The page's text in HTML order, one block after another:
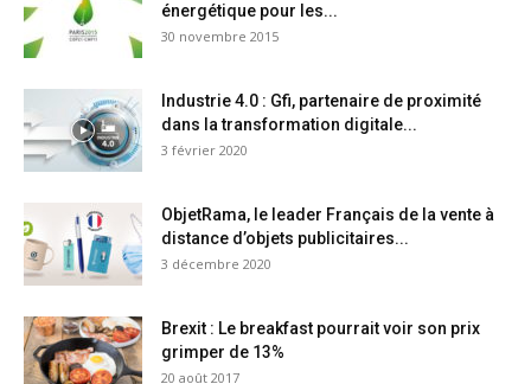
énergétique pour les...
30 novembre 2015
Industrie 4.0 : Gfi, partenaire de proximité
dans la transformation digitale...
3 février 2020
ObjetRama, le leader Français de la vente à
distance d’objets publicitaires...
3 décembre 2020
Brexit : Le breakfast pourrait voir son prix
grimper de 13%
20 août 2017